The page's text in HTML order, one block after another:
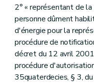
2° « représentant de
personne dûment
d'énergie pour la
procédure de
décret du 12 avril
procédure
35quaterdecies, § 3,